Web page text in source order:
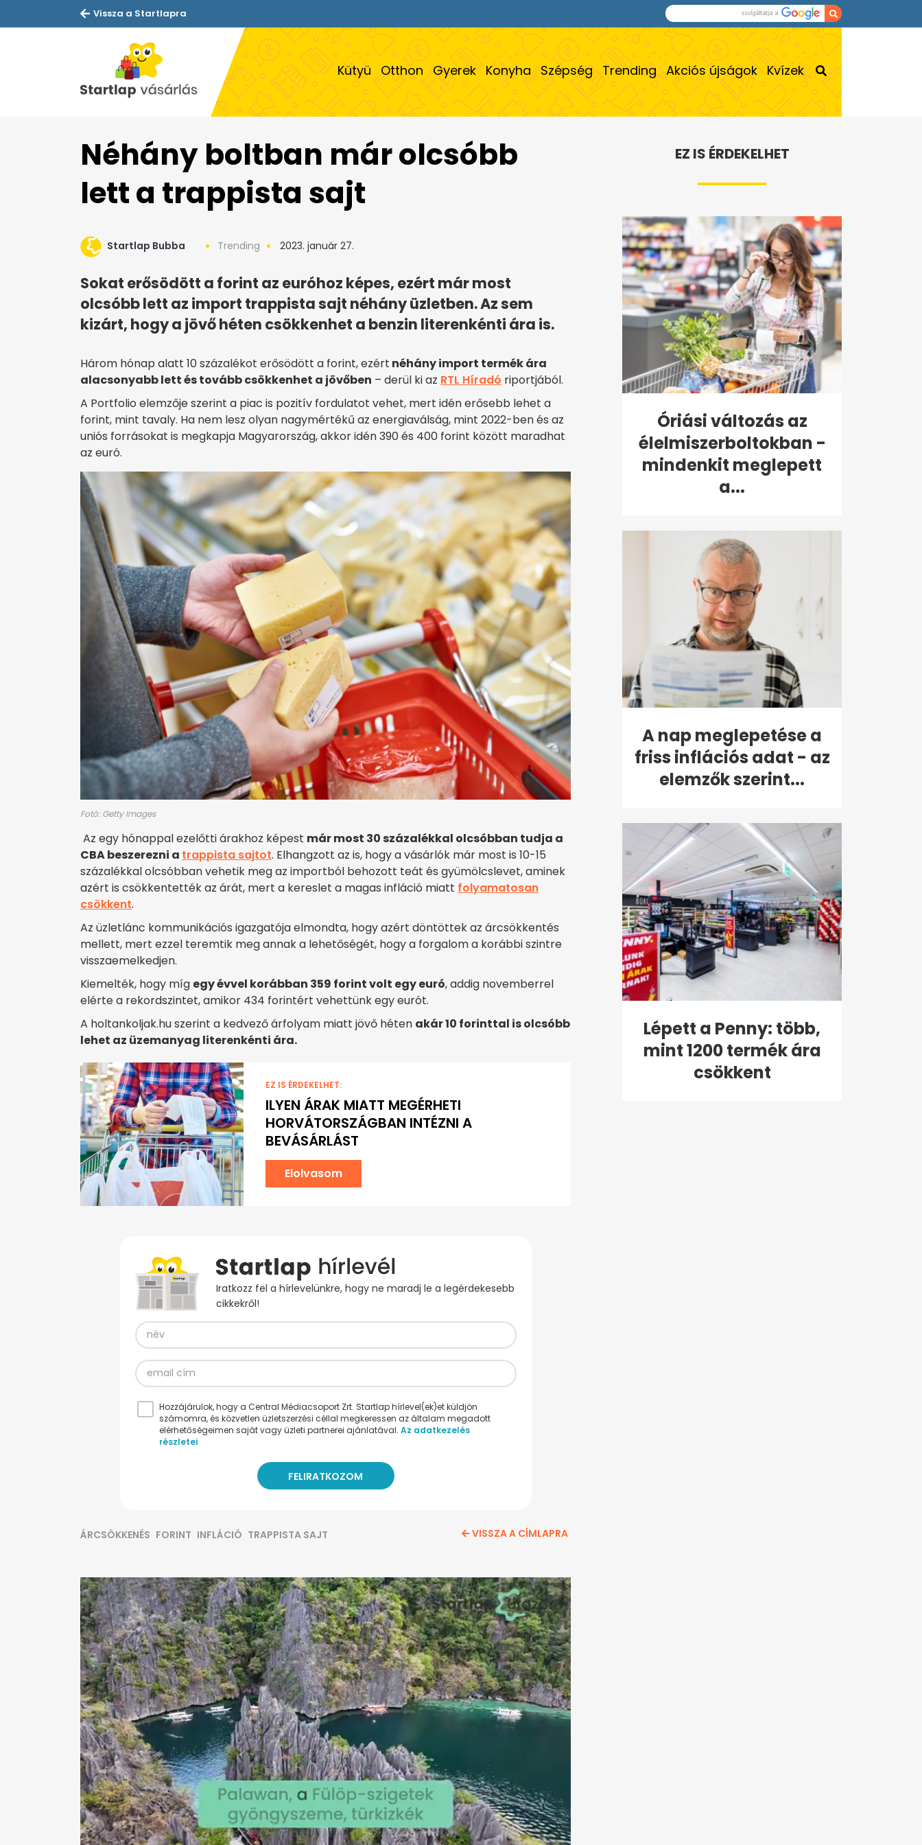
Vissza a Startlapra
Kütyü Otthon Gyerek Konyha Szépség Trending Akciós újságok Kvízek
Néhány boltban már olcsóbb
lett a trappista sajt
Startlap Bubba Trending 2023. január 27.
Sokat erősödött a forint az euróhoz képes, ezért már most
olcsóbb lett az import trappista sajt néhány üzletben. Az sem
kizárt, hogy a jövő héten csökkenhet a benzin literenkénti ára is.
Három hónap alatt 10 százalékot erősödött a forint, ezért néhány import termék ára
alacsonyabb lett és tovább csökkenhet a jövőben – derül ki az RTL Híradó riportjából.
A Portfolio elemzője szerint a piac is pozitív fordulatot vehet, mert idén erősebb lehet a
forint, mint tavaly. Ha nem lesz olyan nagymértékű az energiaválság, mint 2022-ben és az
uniós forrásokat is megkapja Magyarország, akkor idén 390 és 400 forint között maradhat
az euró.
Fotó: Getty Images
Az egy hónappal ezelőtti árakhoz képest már most 30 százalékkal olcsóbban tudja a
CBA beszerezni a trappista sajtot. Elhangzott az is, hogy a vásárlók már most is 10-15
százalékkal olcsóbban vehetik meg az importból behozott teát és gyümölcslevet, aminek
azért is csökkentették az árát, mert a kereslet a magas infláció miatt folyamatosan
csökkent.
Az üzletlánc kommunikációs igazgatója elmondta, hogy azért döntöttek az árcsökkentés
mellett, mert ezzel teremtik meg annak a lehetőségét, hogy a forgalom a korábbi szintre
visszaemelkedjen.
Kiemelték, hogy míg egy évvel korábban 359 forint volt egy euró, addig novemberrel
elérte a rekordszintet, amikor 434 forintért vehettünk egy eurót.
A holtankoljak.hu szerint a kedvező árfolyam miatt jövő héten akár 10 forinttal is olcsóbb
lehet az üzemanyag literenkénti ára.
EZ IS ÉRDEKELHET:
ILYEN ÁRAK MIATT MEGÉRHETI
HORVÁTORSZÁGBAN INTÉZNI A
BEVÁSÁRLÁST
Elolvasom
Iratkozz fel a hírlevelünkre, hogy ne maradj le a legérdekesebb
cikkekről!
Hozzájárulok, hogy a Central Médiacsoport Zrt. Startlap hírlevel(ek)et küldjön
számomra, és közvetlen üzletszerzési céllal megkeressen az általam megadott
elérhetőségeimen saját vagy üzleti partnerei ajánlatával. Az adatkezelés
részletei
ÁRCSÖKKENÉS FORINT INFLÁCIÓ TRAPPISTA SAJT VISSZA A CÍMLAPRA
EZ IS ÉRDEKELHET
Óriási változás az
élelmiszerboltokban -
mindenkit meglepett
a...
A nap meglepetése a
friss inflációs adat - az
elemzők szerint...
Lépett a Penny: több,
mint 1200 termék ára
csökkent